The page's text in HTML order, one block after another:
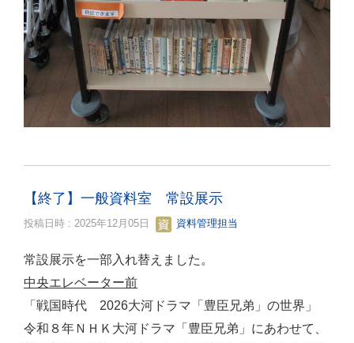
【終了】一般資料室 常設展示
投稿日時 : 2025年12月05日 資料管理担当
常設展示を一部入れ替えました。
中央エレベーター前
「戦国時代 2026大河ドラマ「豊臣兄弟」の世界」
令和８年ＮＨＫ大河ドラマ「豊臣兄弟」にあわせて、